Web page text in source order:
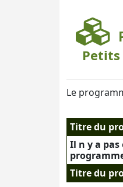
Le
Titre du
Titre du
Il n y a pas